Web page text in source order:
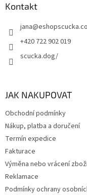
Kontakt
jana@
+420 722 902 019
scucka.dog/
JAK NAKUPOVAT
Obchodní podmínky
Nákup, platba a doručení
Termín expedice
Fakturace
Výměna nebo vrácení
Reklamace
Podmínky ochrany